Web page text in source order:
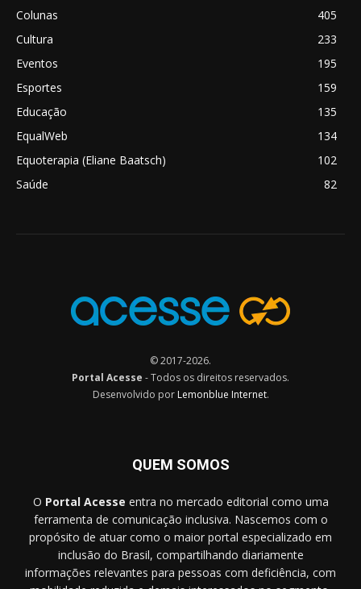
Colunas
405
Cultura
233
Eventos
195
Esportes
159
Educação
135
EqualWeb
134
Equoterapia (Eliane Baatsch)
102
Saúde
82
© 2017-2026.
Portal Acesse - Todos os direitos reservados.
Desenvolvido por Lemonblue Internet.
QUEM SOMOS
O Portal Acesse entra no mercado editorial como uma
ferramenta de comunicação inclusiva. Nascemos com o
propósito de atuar como o maior portal especializado em
inclusão do Brasil, compartilhando diariamente
informações relevantes para pessoas com deficiência, com